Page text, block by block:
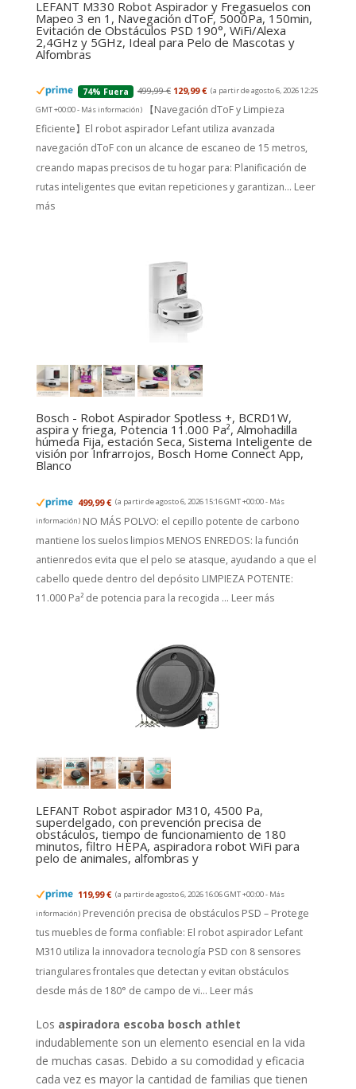
LEFANT M330 Robot Aspirador y Fregasuelos con
Mapeo 3 en 1, Navegación dToF, 5000Pa, 150min,
Evitación de Obstáculos PSD 190°, WiFi/Alexa
2,4GHz y 5GHz, Ideal para Pelo de Mascotas y
Alfombras
74% Fuera 499,99 € 129,99 € (a partir de agosto 6, 2026 12:25
GMT +00:00 - Más información)
【Navegación dToF y Limpieza
Eficiente】El robot aspirador Lefant utiliza avanzada
navegación dToF con un alcance de escaneo de 15 metros,
creando mapas precisos de tu hogar para: Planificación de
rutas inteligentes que evitan repeticiones y garantizan... Leer
más
Bosch - Robot Aspirador Spotless +, BCRD1W,
aspira y friega, Potencia 11.000 Pa², Almohadilla
húmeda Fija, estación Seca, Sistema Inteligente de
visión por Infrarrojos, Bosch Home Connect App,
Blanco
499,99 € (a partir de agosto 6, 2026 15:16 GMT +00:00 - Más
información) NO MÁS POLVO: el cepillo potente de carbono
mantiene los suelos limpios MENOS ENREDOS: la función
antienredos evita que el pelo se atasque, ayudando a que el
cabello quede dentro del depósito LIMPIEZA POTENTE:
11.000 Pa² de potencia para la recogida ... Leer más
LEFANT Robot aspirador M310, 4500 Pa,
superdelgado, con prevención precisa de
obstáculos, tiempo de funcionamiento de 180
minutos, filtro HEPA, aspiradora robot WiFi para
pelo de animales, alfombras y
119,99 € (a partir de agosto 6, 2026 16:06 GMT +00:00 - Más
información) Prevención precisa de obstáculos PSD – Protege
tus muebles de forma confiable: El robot aspirador Lefant
M310 utiliza la innovadora tecnología PSD con 8 sensores
triangulares frontales que detectan y evitan obstáculos
desde más de 180° de campo de vi... Leer más
Los aspiradora escoba bosch athlet
indudablemente son un elemento esencial en la vida
de muchas casas. Debido a su comodidad y eficacia
cada vez es mayor la cantidad de familias que tienen